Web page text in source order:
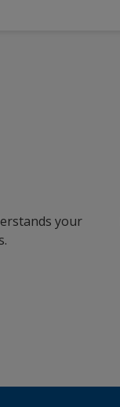
your